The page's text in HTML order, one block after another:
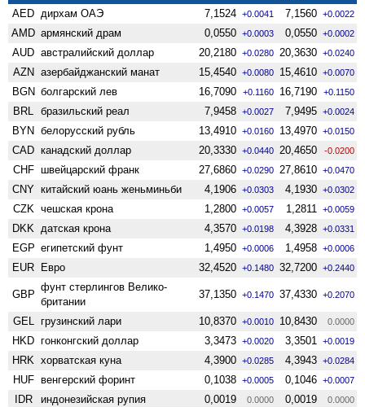
AED дирхам ОАЭ 7,1524 +0.0041 7,1560 +0.0022
AMD армянский драм 0,0550 +0.0003 0,0550 +0.0002
AUD австралийский доллар 20,2180 +0.0280 20,3630 +0.0240
AZN азербайджанский манат 15,4540 +0.0080 15,4610 +0.0070
BGN болгарский лев 16,7090 +0.1160 16,7190 +0.1150
BRL бразильский реал 7,9458 +0.0027 7,9495 +0.0024
BYN белорусский рубль 13,4910 +0.0160 13,4970 +0.0150
CAD канадский доллар 20,3330 +0.0440 20,4650 -0.0200
CHF швейцарский франк 27,6860 +0.0290 27,8610 +0.0470
CNY китайский юань женьминьби 4,1906 +0.0303 4,1930 +0.0302
CZK чешская крона 1,2800 +0.0057 1,2811 +0.0059
DKK датская крона 4,3570 +0.0198 4,3928 +0.0331
EGP египетский фунт 1,4950 +0.0006 1,4958 +0.0006
EUR Евро 32,4520 +0.1480 32,7200 +0.2440
GBP
фунт стерлингов Велико­
британии
37,1350 +0.1470 37,4330 +0.2070
GEL грузинский лари 10,8370 +0.0010 10,8430 0.0000
HKD гонконгский доллар 3,3473 +0.0020 3,3501 +0.0019
HRK хорватская куна 4,3900 +0.0285 4,3943 +0.0284
HUF венгерский форинт 0,1038 +0.0005 0,1046 +0.0007
IDR индонезийская рупия 0,0019 0.0000 0,0019 0.0000